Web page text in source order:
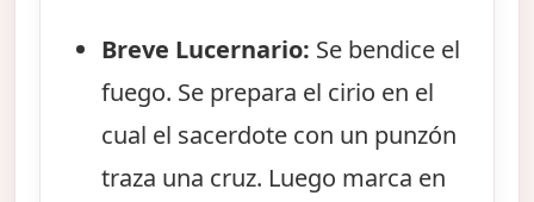
Breve Lucernario: Se bendice el
fuego. Se prepara el cirio en el
cual el sacerdote con un punzón
traza una cruz. Luego marca en